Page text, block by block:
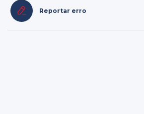
Reportar erro